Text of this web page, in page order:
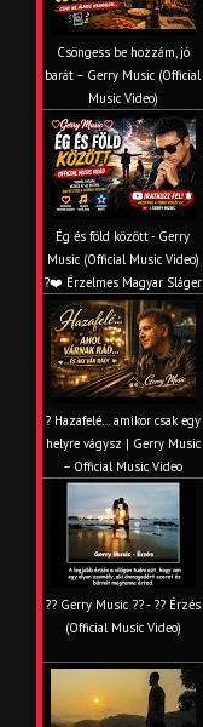
Csöngess be hozzám, jó
barát – Gerry Music (Official
Music Video)
Ég és föld között - Gerry
Music (Official Music Video)
?❤️ Érzelmes Magyar Sláger
? Hazafelé… amikor csak egy
helyre vágysz | Gerry Music
– Official Music Video
?? Gerry Music ?? - ?? Érzés
(Official Music Video)